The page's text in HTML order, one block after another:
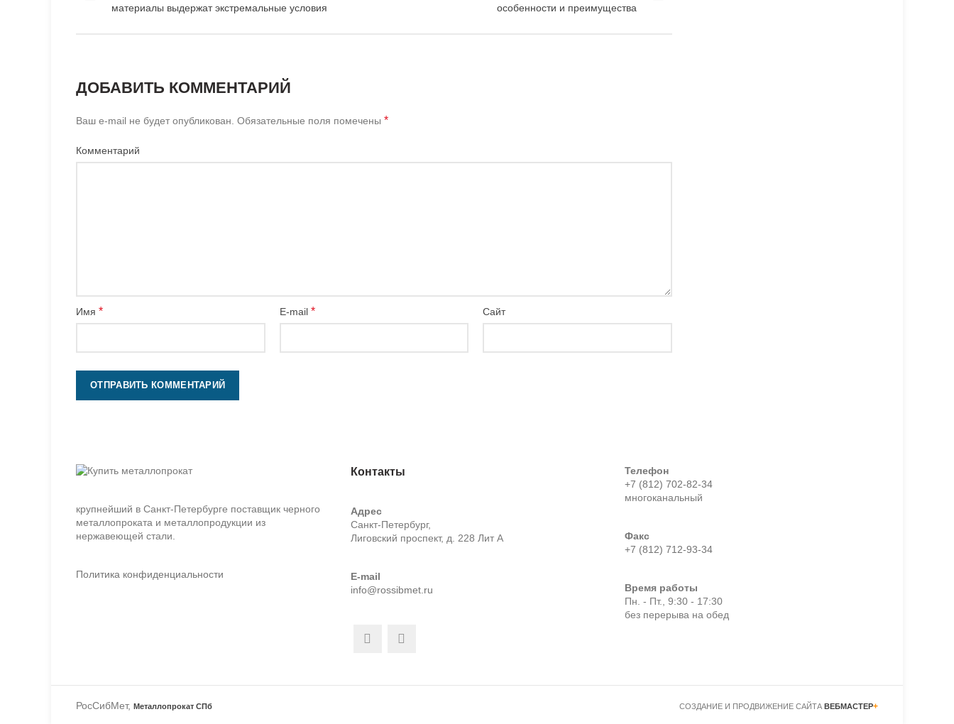
материалы выдержат экстремальные условия
особенности и преимущества
ДОБАВИТЬ КОММЕНТАРИЙ
Ваш e-mail не будет опубликован. Обязательные поля помечены *
Комментарий
Имя * E-mail * Сайт
крупнейший в Санкт-Петербурге поставщик черного
металлопроката и металлопродукции из
нержавеющей стали.
Политика конфиденциальности
Контакты
Адрес
Санкт-Петербург,
Лиговский проспект, д. 228 Лит А
E-mail
info@rossibmet.ru
Телефон
+7 (812) 702-82-34
многоканальный
Факс
+7 (812) 712-93-34
Время работы
Пн. - Пт., 9:30 - 17:30
без перерыва на обед
РосСибМет, Металлопрокат СПб СОЗДАНИЕ И ПРОДВИЖЕНИЕ САЙТА ВЕБМАСТЕР+